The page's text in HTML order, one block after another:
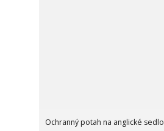
Ochranný potah na anglické sedlo